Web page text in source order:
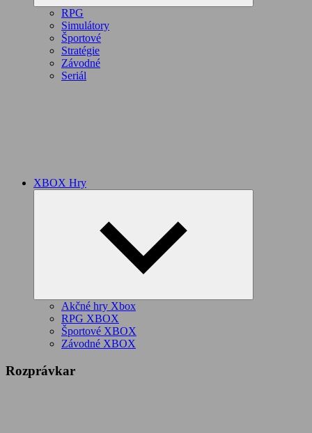
RPG
Simulátory
Športové
Stratégie
Závodné
Seriál
XBOX Hry
Akčné hry Xbox
RPG XBOX
Športové XBOX
Závodné XBOX
Rozprávkar